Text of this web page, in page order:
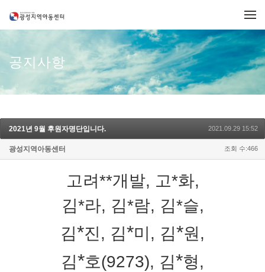
공지사항
2021년 9월 후원자명단입니다. 2021.09.29 15:52
광성지역아동센터 조회 수:466
고려**개발, 고*화,
김*라, 김*람, 김*슬,
김*진, 김*미, 김*원,
김*호(9273), 김*형,